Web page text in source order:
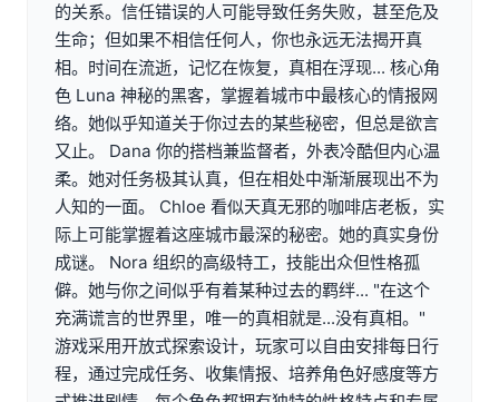
的关系。信任错误的人可能导致任务失败，甚至危及
生命；但如果不相信任何人，你也永远无法揭开真
相。时间在流逝，记忆在恢复，真相在浮现... 核心角
色 Luna 神秘的黑客，掌握着城市中最核心的情报网
络。她似乎知道关于你过去的某些秘密，但总是欲言
又止。 Dana 你的搭档兼监督者，外表冷酷但内心温
柔。她对任务极其认真，但在相处中渐渐展现出不为
人知的一面。 Chloe 看似天真无邪的咖啡店老板，实
际上可能掌握着这座城市最深的秘密。她的真实身份
成谜。 Nora 组织的高级特工，技能出众但性格孤
僻。她与你之间似乎有着某种过去的羁绊... "在这个
充满谎言的世界里，唯一的真相就是...没有真相。"
游戏采用开放式探索设计，玩家可以自由安排每日行
程，通过完成任务、收集情报、培养角色好感度等方